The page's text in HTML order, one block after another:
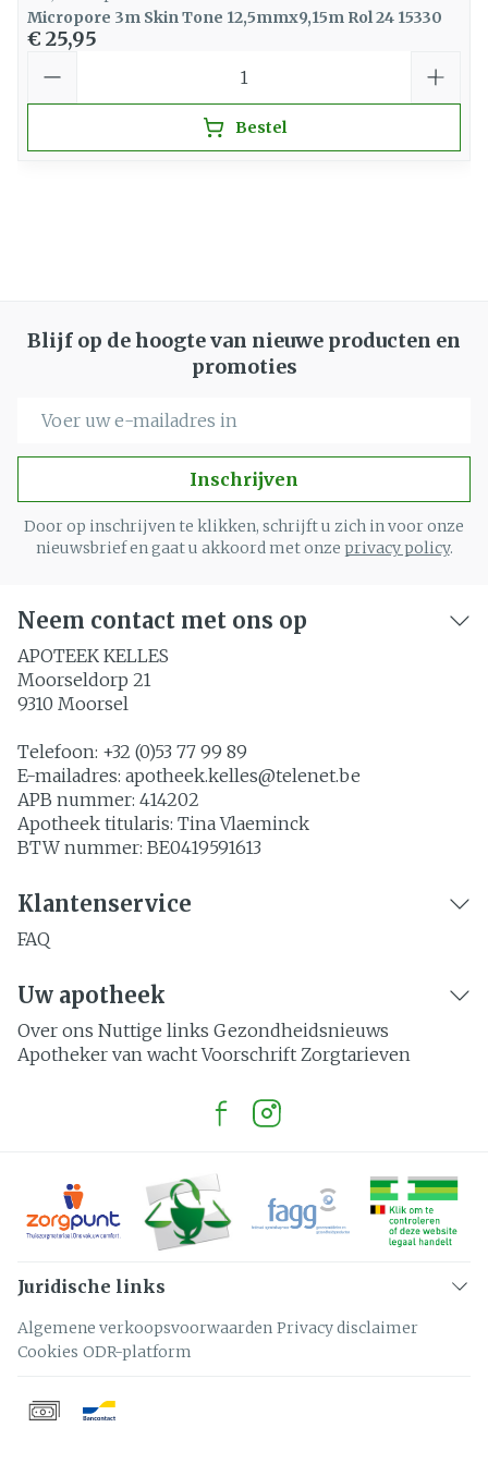
Micropore 3m Skin Tone 12,5mmx9,15m Rol 24 15330
€ 25,95
Bestel
Blijf op de hoogte van nieuwe producten en
promoties
Inschrijven
Door op inschrijven te klikken, schrijft u zich in voor onze
nieuwsbrief en gaat u akkoord met onze privacy policy.
Neem contact met ons op
APOTEEK KELLES
Moorseldorp 21
9310 Moorsel
Telefoon: +32 (0)53 77 99 89
E-mailadres: apotheek.kelles@telenet.be
APB nummer: 414202
Apotheek titularis: Tina Vlaeminck
BTW nummer: BE0419591613
Klantenservice
FAQ
Uw apotheek
Over ons Nuttige links Gezondheidsnieuws
Apotheker van wacht Voorschrift Zorgtarieven
Juridische links
Algemene verkoopsvoorwaarden Privacy disclaimer
Cookies ODR-platform